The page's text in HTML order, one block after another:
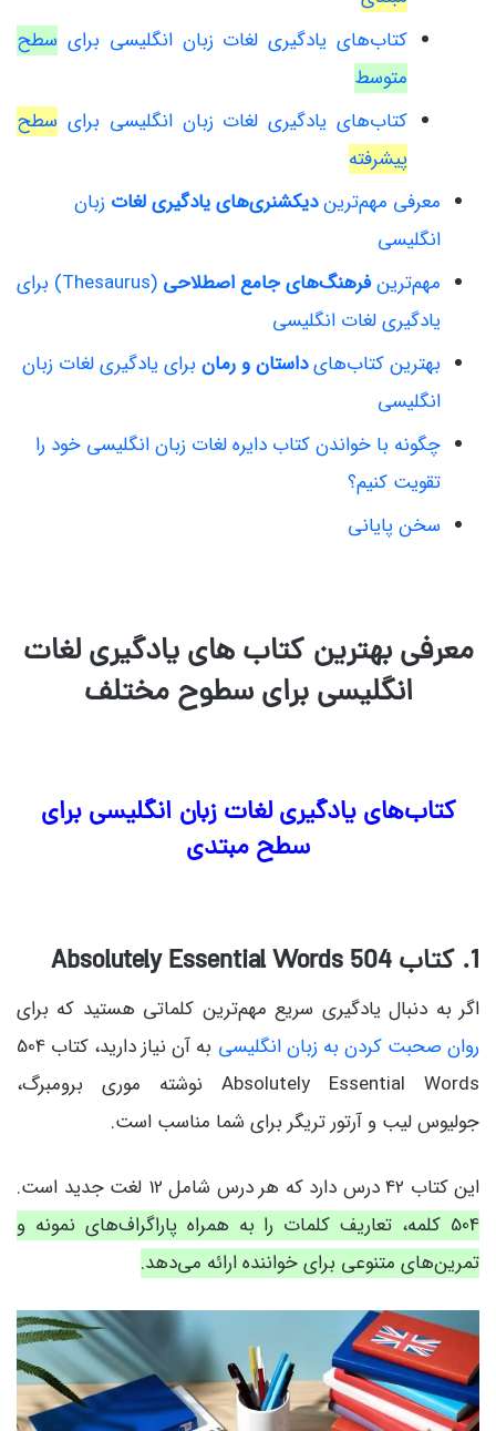
کتاب‌های یادگیری لغات زبان انگلیسی برای سطح
متوسط
کتاب‌های یادگیری لغات زبان انگلیسی برای سطح
پیشرفته
معرفی مهم‌تریندیکشنری‌های یادگیری لغات زبان
انگلیسی
مهم‌ترینفرهنگ‌های جامع اصطلاحی
(Thesaurus) برای
یادگیری لغات انگلیسی
بهترین کتاب‌هایداستان و رمانبرای یادگیری لغات زبان
انگلیسی
چگونه با خواندن کتاب دایره لغات زبان انگلیسی خود را
تقویت کنیم؟
سخن پایانی
معرفی بهترین کتاب های یادگیری لغات
انگلیسی برای سطوح مختلف
کتاب‌های یادگیری لغات زبان انگلیسی برای
سطح مبتدی
1. کتاب 504 Absolutely Essential Words
اگر به دنبال یادگیری سریع مهم‌ترین کلماتی هستید که برای
روان صحبت کردن به زبان انگلیسی
به آن نیاز دارید، کتاب 504
Absolutely Essential Words نوشته موری برومبرگ،
جولیوس لیب و آرتور تریگر برای شما مناسب است.
این کتاب 42 درس دارد که هر درس شامل 12 لغت جدید است.
504 کلمه، تعاریف کلمات را به همراه پاراگراف‌های نمونه و
تمرین‌های متنوعی برای خواننده ارائه می‌دهد.